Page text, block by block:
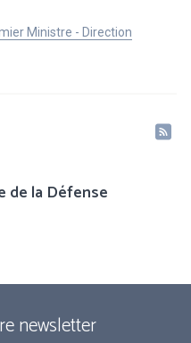
Ministre - Direction
de la Défense
newsletter